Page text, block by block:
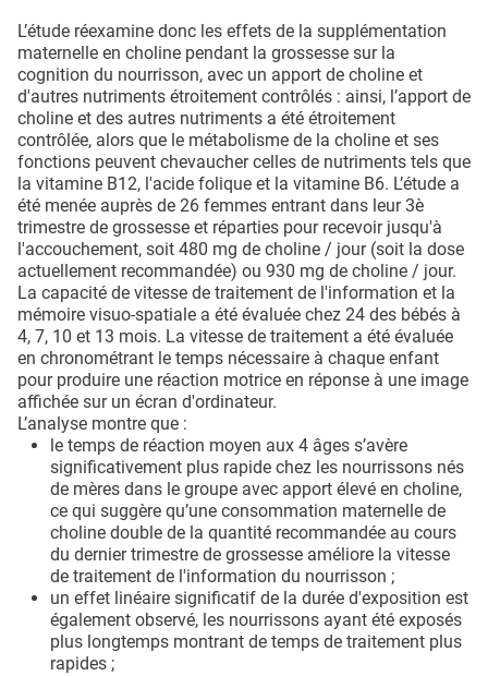
L’étude réexamine donc les effets de la supplémentation
maternelle en choline pendant la grossesse sur la
cognition du nourrisson, avec un apport de choline et
d'autres nutriments étroitement contrôlés : ainsi, l’apport de
choline et des autres nutriments a été étroitement
contrôlée, alors que le métabolisme de la choline et ses
fonctions peuvent chevaucher celles de nutriments tels que
la vitamine B12, l'acide folique et la vitamine B6. L’étude a
été menée auprès de 26 femmes entrant dans leur 3è
trimestre de grossesse et réparties pour recevoir jusqu'à
l'accouchement, soit 480 mg de choline / jour (soit la dose
actuellement recommandée) ou 930 mg de choline / jour.
La capacité de vitesse de traitement de l'information et la
mémoire visuo-spatiale a été évaluée chez 24 des bébés à
4, 7, 10 et 13 mois. La vitesse de traitement a été évaluée
en chronométrant le temps nécessaire à chaque enfant
pour produire une réaction motrice en réponse à une image
affichée sur un écran d'ordinateur.
L’analyse montre que :
le temps de réaction moyen aux 4 âges s’avère
significativement plus rapide chez les nourrissons nés
de mères dans le groupe avec apport élevé en choline,
ce qui suggère qu’une consommation maternelle de
choline double de la quantité recommandée au cours
du dernier trimestre de grossesse améliore la vitesse
de traitement de l'information du nourrisson ;
un effet linéaire significatif de la durée d'exposition est
également observé, les nourrissons ayant été exposés
plus longtemps montrant de temps de traitement plus
rapides ;